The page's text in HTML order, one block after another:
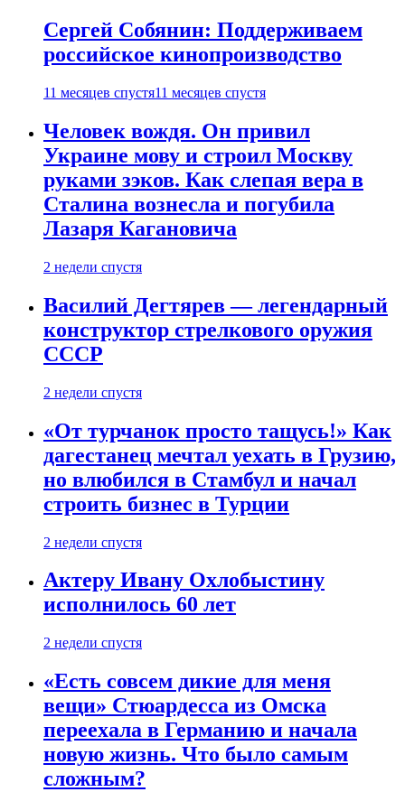
Сергей Собянин: Поддерживаем
российское кинопроизводство
11 месяцев спустя11 месяцев спустя
Человек вождя. Он привил
Украине мову и строил Москву
руками зэков. Как слепая вера в
Сталина вознесла и погубила
Лазаря Кагановича
2 недели спустя
Василий Дегтярев — легендарный
конструктор стрелкового оружия
СССР
2 недели спустя
«От турчанок просто тащусь!» Как
дагестанец мечтал уехать в Грузию,
но влюбился в Стамбул и начал
строить бизнес в Турции
2 недели спустя
Актеру Ивану Охлобыстину
исполнилось 60 лет
2 недели спустя
«Есть совсем дикие для меня
вещи» Стюардесса из Омска
переехала в Германию и начала
новую жизнь. Что было самым
сложным?